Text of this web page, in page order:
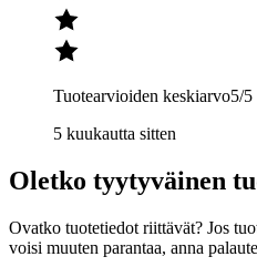
Tuotearvioiden keskiarvo5/5
5 kuukautta sitten
Oletko tyytyväinen
Ovatko tuotetiedot riittävät? Jos
voisi muuten parantaa, anna